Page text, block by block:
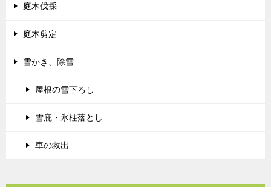
庭木伐採
庭木剪定
雪かき、除雪
屋根の雪下ろし
雪庇・氷柱落とし
車の救出